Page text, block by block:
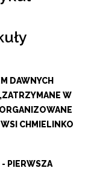
DAWNYCH
W
CHMIELINKO
PIERWSZA